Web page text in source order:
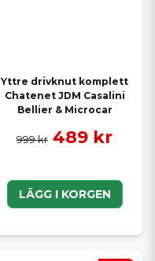
Yttre drivknut komplett
Chatenet JDM Casalini
Bellier & Microcar
999 kr 489 kr
LÄGG I KORGEN